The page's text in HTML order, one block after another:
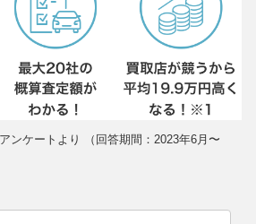
ンケートより （回答期間：2023年6月〜